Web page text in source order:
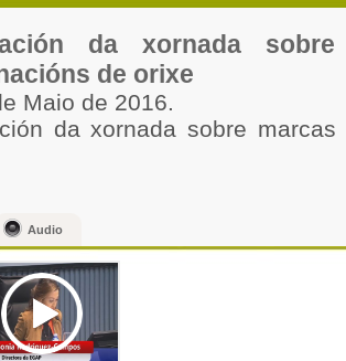
da xornada
de orixe
Maio de 2016.
da xornada sobre
Audio